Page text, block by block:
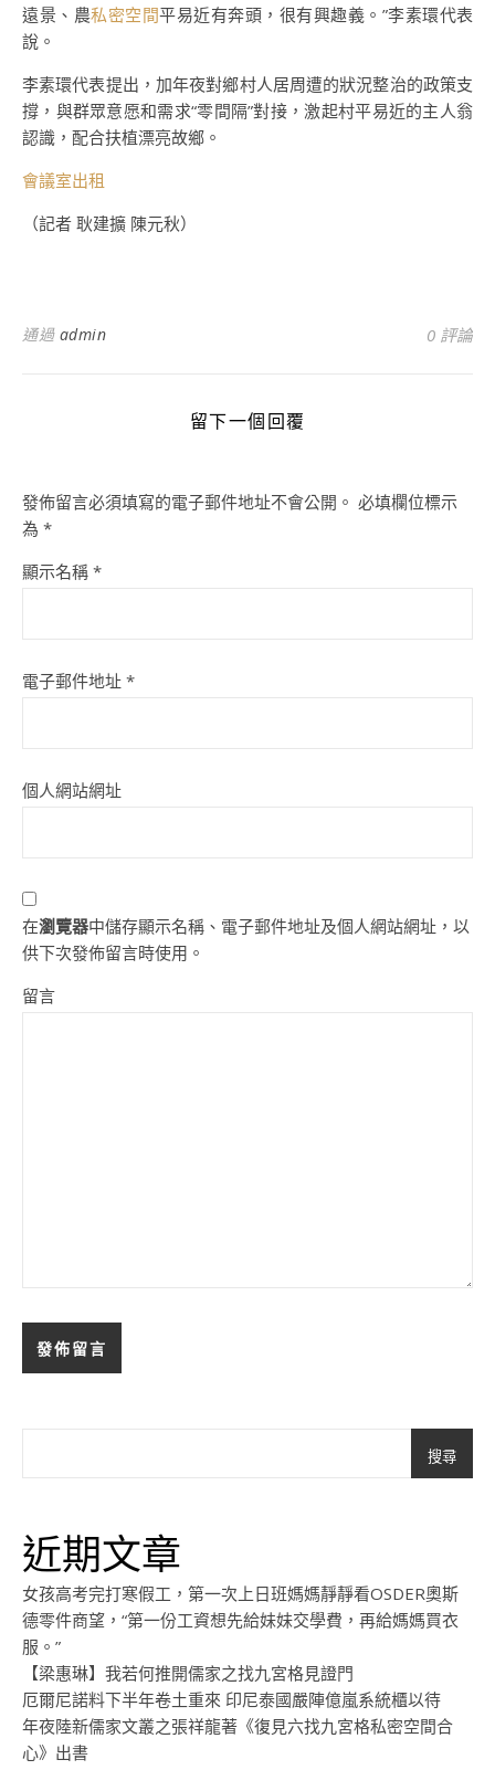
遠景、農私密空間平易近有奔頭，很有興趣義。”李素環代表
說。
李素環代表提出，加年夜對鄉村人居周遭的狀況整治的政策支
撐，與群眾意愿和需求“零間隔”對接，激起村平易近的主人翁
認識，配合扶植漂亮故鄉。
會議室出租
（記者 耿建擴 陳元秋）
通過 admin 0 評論
留下一個回覆
發佈留言必須填寫的電子郵件地址不會公開。 必填欄位標示
為 *
顯示名稱 *
電子郵件地址 *
個人網站網址
在瀏覽器中儲存顯示名稱、電子郵件地址及個人網站網址，以
供下次發佈留言時使用。
留言
搜尋
近期文章
女孩高考完打寒假工，第一次上日班媽媽靜靜看OSDER奧斯
德零件商望，“第一份工資想先給妹妹交學費，再給媽媽買衣
服。”
【梁惠琳】我若何推開儒家之找九宮格見證門
厄爾尼諾料下半年卷土重來 印尼泰國嚴陣億嵐系統櫃以待
年夜陸新儒家文叢之張祥龍著《復見六找九宮格私密空間合
心》出書